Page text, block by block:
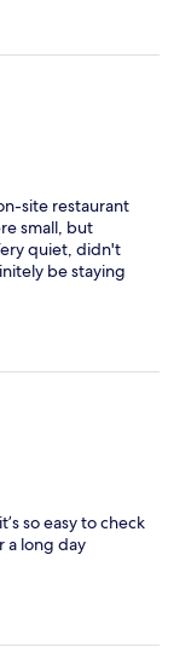
site restaurant
small, but
quiet, didn't
be staying
so easy to check
a long day